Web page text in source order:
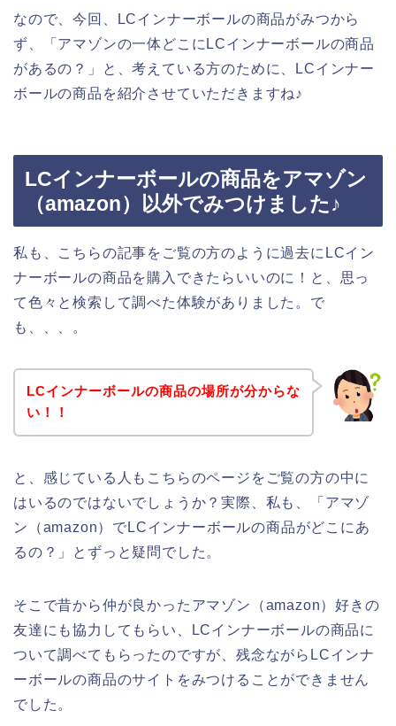
なので、今回、LCインナーボールの商品がみつから
ず、「アマゾンの一体どこにLCインナーボールの商品
があるの？」と、考えている方のために、LCインナー
ボールの商品を紹介させていただきますね♪
LCインナーボールの商品をアマゾン
（amazon）以外でみつけました♪
私も、こちらの記事をご覧の方のように過去にLCイン
ナーボールの商品を購入できたらいいのに！と、思っ
て色々と検索して調べた体験がありました。で
も、、、。
LCインナーボールの商品の場所が分からな
い！！
と、感じている人もこちらのページをご覧の方の中に
はいるのではないでしょうか？実際、私も、「アマゾ
ン（amazon）でLCインナーボールの商品がどこにあ
るの？」とずっと疑問でした。
そこで昔から仲が良かったアマゾン（amazon）好きの
友達にも協力してもらい、LCインナーボールの商品に
ついて調べてもらったのですが、残念ながらLCインナ
ーボールの商品のサイトをみつけることができません
でした。